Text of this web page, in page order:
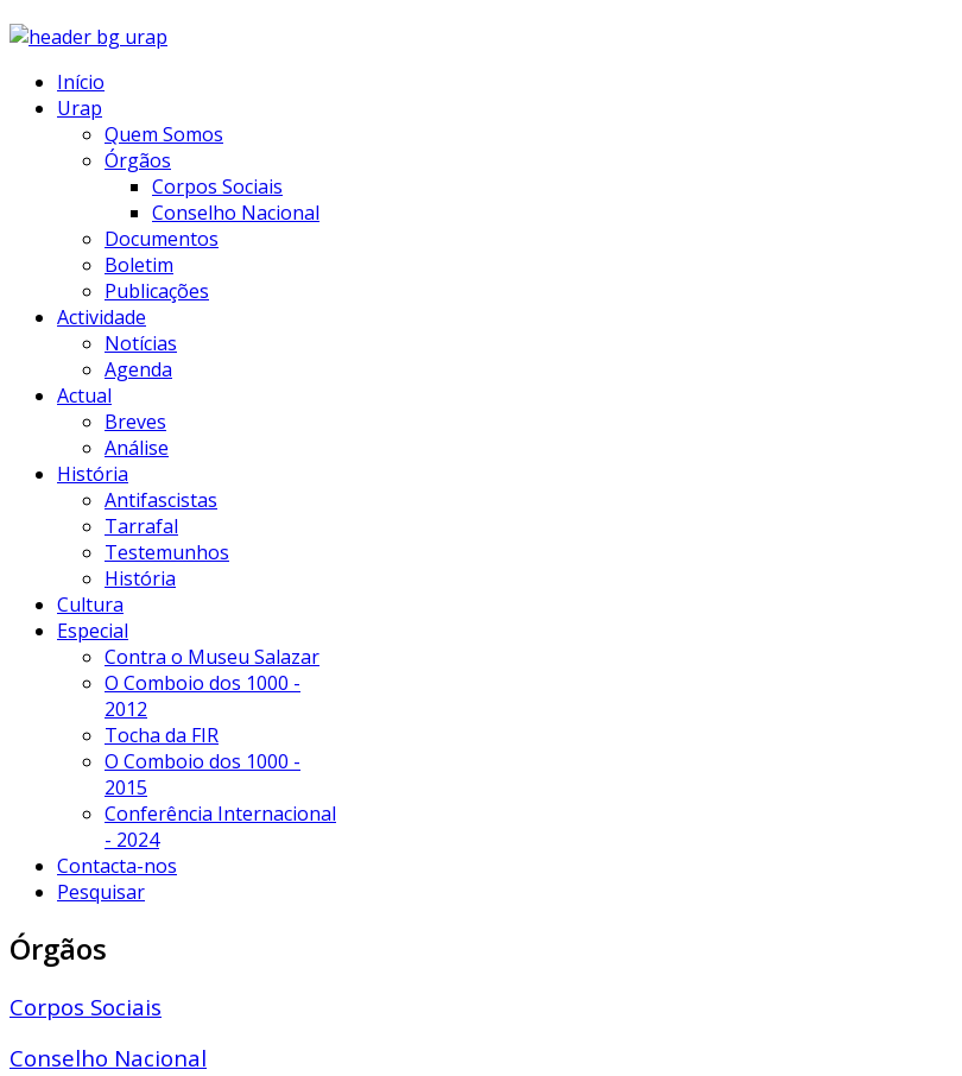
Início
Urap
Quem Somos
Órgãos
Corpos Sociais
Conselho Nacional
Documentos
Boletim
Publicações
Actividade
Notícias
Agenda
Actual
Breves
Análise
História
Antifascistas
Tarrafal
Testemunhos
História
Cultura
Especial
Contra o Museu Salazar
O Comboio dos 1000 -
2012
Tocha da FIR
O Comboio dos 1000 -
2015
Conferência Internacional
- 2024
Contacta-nos
Pesquisar
Órgãos
Corpos Sociais
Conselho Nacional